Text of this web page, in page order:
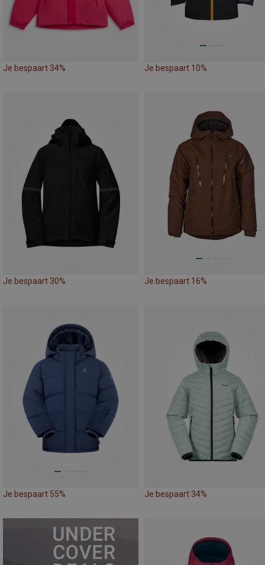
Je bespaart 34% Je bespaart 10%
Je bespaart 30% Je bespaart 16%
Je bespaart 55% Je bespaart 34%